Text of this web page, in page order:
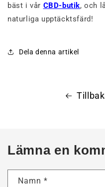
bäst i vår CBD-butik, och
naturliga upptäcktsfärd!
Dela denna artikel
Lämna en
Namn *